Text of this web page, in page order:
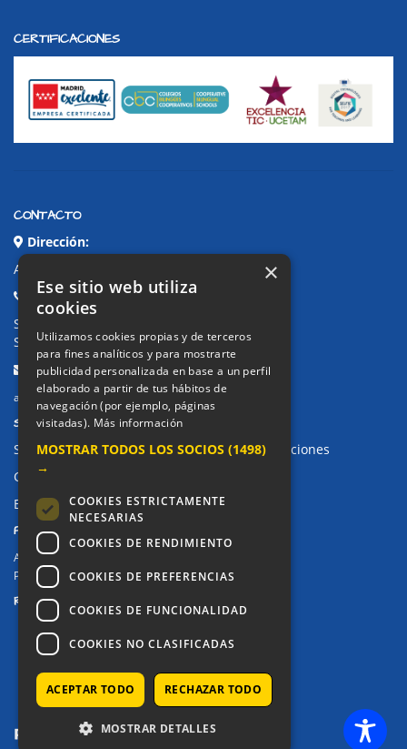
CERTIFICACIONES
CONTACTO
Dirección:
Avda. de Pablo Iglesias, 4. Alcorcón
Teléfonos:
Secretaría Ppal:
Secretaría Infantil:91 643 61 33
Email:
alkor@colegioalkor.com
SUGERENCIAS Y CANAL DE DENUNCIAS
Sugerencias, Quejas, Reclamaciones y Felicitaciones
Canal de denuncias
Buzón denuncia drogas CM
PRIVACIDAD
Aviso legal / Política de privacidad
Política de Cookies
REDES SOCIALES
×
Ese sitio web utiliza
cookies
Utilizamos cookies propias y de terceros
para fines analíticos y para mostrarte
publicidad personalizada en base a un perfil
elaborado a partir de tus hábitos de
navegación (por ejemplo, páginas
visitadas). Más información
MOSTRAR TODOS LOS SOCIOS (1498)
→
COOKIES ESTRICTAMENTE
NECESARIAS
COOKIES DE RENDIMIENTO
COOKIES DE PREFERENCIAS
COOKIES DE FUNCIONALIDAD
COOKIES NO CLASIFICADAS
ACEPTAR TODO RECHAZAR TODO
MOSTRAR DETALLES